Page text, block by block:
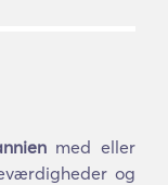
med eller
og